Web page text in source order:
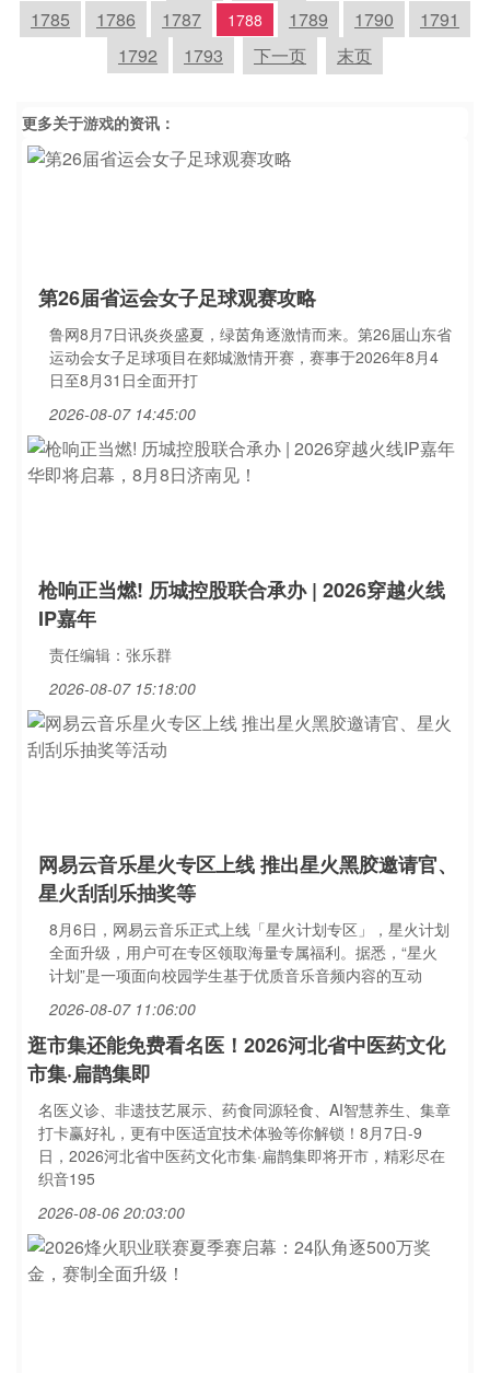
1785
1786 1787 1788 1789 1790
1791
1792
1793 下一页 末页
更多关于游戏的资讯：
第26届省运会女子足球观赛攻略
鲁网8月7日讯炎炎盛夏，绿茵角逐激情而来。第26届山东省
运动会女子足球项目在郯城激情开赛，赛事于2026年8月4
日至8月31日全面开打
2026-08-07 14:45:00
枪响正当燃! 历城控股联合承办 | 2026穿越火线
IP嘉年
责任编辑：张乐群
2026-08-07 15:18:00
网易云音乐星火专区上线 推出星火黑胶邀请官、
星火刮刮乐抽奖等
8月6日，网易云音乐正式上线「星火计划专区」，星火计划
全面升级，用户可在专区领取海量专属福利。据悉，“星火
计划”是一项面向校园学生基于优质音乐音频内容的互动
2026-08-07 11:06:00
逛市集还能免费看名医！2026河北省中医药文化
市集·扁鹊集即
名医义诊、非遗技艺展示、药食同源轻食、AI智慧养生、集章
打卡赢好礼，更有中医适宜技术体验等你解锁！8月7日-9
日，2026河北省中医药文化市集·扁鹊集即将开市，精彩尽在
织音195
2026-08-06 20:03:00